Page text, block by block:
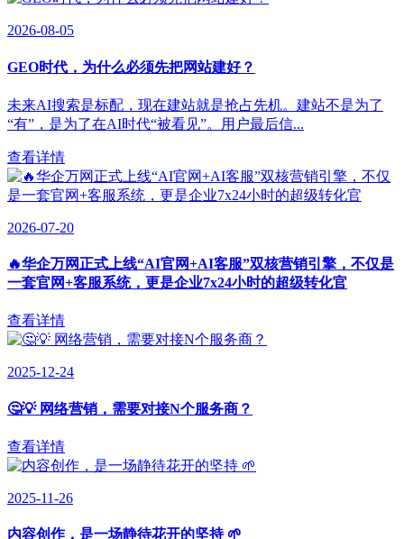
2026-08-05
GEO时代，为什么必须先把网站建好？
未来AI搜索是标配，现在建站就是抢占先机。建站不是为了
“有”，是为了在AI时代“被看见”。用户最后信...
查看详情
2026-07-20
🔥华企万网正式上线“AI官网+AI客服”双核营销引擎，不仅是
一套官网+客服系统，更是企业7x24小时的超级转化官
查看详情
2025-12-24
🤔💡 网络营销，需要对接N个服务商？
查看详情
2025-11-26
内容创作，是一场静待花开的坚持 🌱